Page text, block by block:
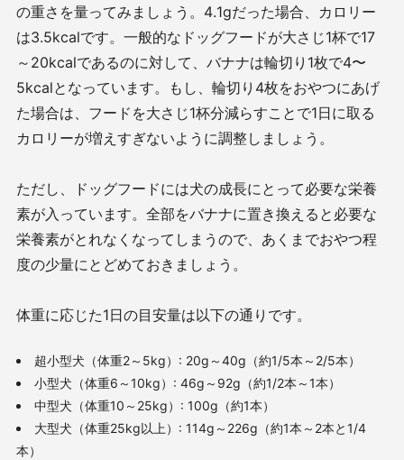
の重さを量ってみましょう。4.1gだった場合、カロリー
は3.5kcalです。一般的なドッグフードが大さじ1杯で17
～20kcalであるのに対して、バナナは輪切り1枚で4〜
5kcalとなっています。もし、輪切り4枚をおやつにあげ
た場合は、フードを大さじ1杯分減らすことで1日に取る
カロリーが増えすぎないように調整しましょう。
ただし、ドッグフードには犬の成長にとって必要な栄養
素が入っています。全部をバナナに置き換えると必要な
栄養素がとれなくなってしまうので、あくまでおやつ程
度の少量にとどめておきましょう。
体重に応じた1日の目安量は以下の通りです。
超小型犬（体重2～5kg）: 20g～40g（約1/5本～2/5本）
小型犬（体重6～10kg）: 46g～92g（約1/2本～1本）
中型犬（体重10～25kg）: 100g（約1本）
大型犬（体重25kg以上）: 114g～226g（約1本～2本と1/4
本）